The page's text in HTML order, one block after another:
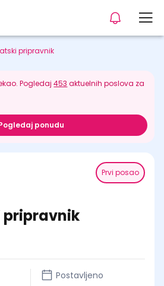
pripravnik
Pogledaj453 aktuelnih poslova za
ponudu
Prvi posao
Postavljeno